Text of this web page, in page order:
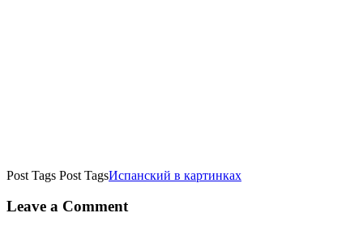
Post Tags Post TagsИспанский в картинках
Leave a Comment